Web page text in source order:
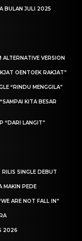
BULAN JULI 2025
ALTERNATIVE VERSION
OENTOEK RAKJAT”
“RINDU MENGGILA”
KITA BESAR
“DARI LANGIT”
SINGLE DEBUT
MAKIN PEDE
ARE NOT FALL IN”
2026